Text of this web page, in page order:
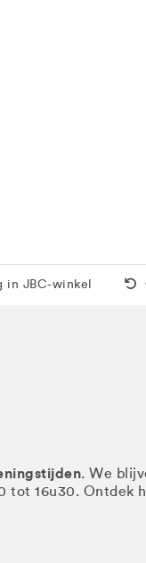
in JBC-winkel
. We
tot 16u30. Ontdek